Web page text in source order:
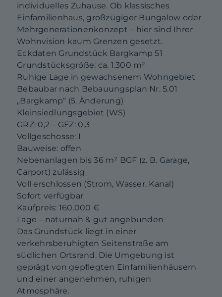
individuelles Zuhause. Ob klassisches
Einfamilienhaus, großzügiger Bungalow oder
Mehrgenerationenkonzept – hier sind Ihrer
Wohnvision kaum Grenzen gesetzt.
Eckdaten Grundstück Bargkamp 51
Grundstücksgröße: ca. 1.300 m²
Ruhige Lage in gewachsenem Wohngebiet
Bebaubar nach Bebauungsplan Nr. 5.01
„Bargkamp“ (5. Änderung)
Kleinsiedlungsgebiet (WS)
GRZ: 0,2 – GFZ: 0,3
Vollgeschosse: I
Bauweise: offen
Nebenanlagen bis 36 m² BGF (z. B. Garage,
Carport) zulässig
Voll erschlossen (Strom, Wasser, Kanal)
Sofort verfügbar
Kaufpreis: 160.000 €
Lage – naturnah & gut angebunden
Das Grundstück liegt in einer
verkehrsberuhigten Seitenstraße am
südlichen Ortsrand. Die Umgebung ist
geprägt von gepflegten Einfamilienhäusern
und einer angenehmen, ruhigen
Atmosphäre.